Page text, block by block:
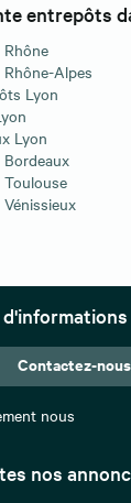
entrepôts
Alpes
Lyon
Lyon
nos
Contactez-nous
nous